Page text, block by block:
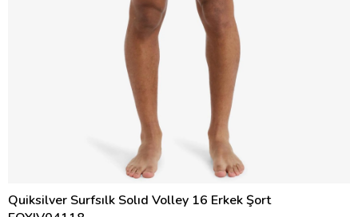
Quiksilver Surfsılk Solıd Volley 16 Erkek Şort